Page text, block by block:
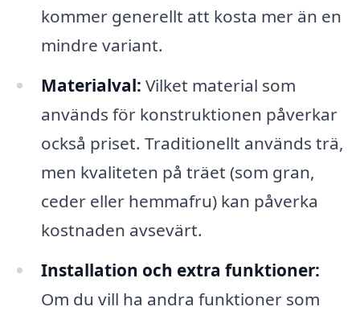
kommer generellt att kosta mer än en
mindre variant.
Materialval: Vilket material som
används för konstruktionen påverkar
också priset. Traditionellt används trä,
men kvaliteten på träet (som gran,
ceder eller hemmafru) kan påverka
kostnaden avsevärt.
Installation och extra funktioner:
Om du vill ha andra funktioner som